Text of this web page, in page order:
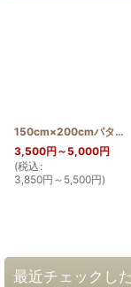
150cm×200cmパターン(ハイビスカスとグァバ)
3,500円 ～5,000円
(税込 :
3,850円 ～5,500円)
最近チェックし